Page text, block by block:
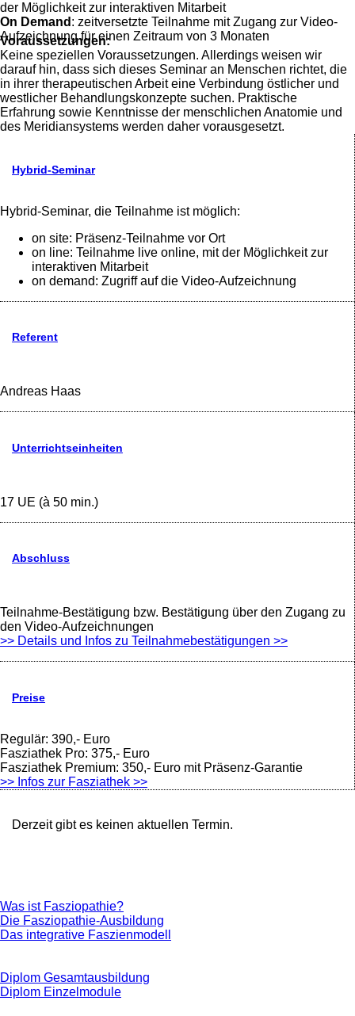
der Möglichkeit zur interaktiven Mitarbeit
On Demand : zeitversetzte Teilnahme mit Zugang zur Video-
Aufzeichnung für einen Zeitraum von 3 Monaten
Voraussetzungen:
Keine speziellen Voraussetzungen. Allerdings weisen wir
darauf hin, dass sich dieses Seminar an Menschen richtet, die
in ihrer therapeutischen Arbeit eine Verbindung östlicher und
westlicher Behandlungskonzepte suchen. Praktische
Erfahrung sowie Kenntnisse der menschlichen Anatomie und
des Meridiansystems werden daher vorausgesetzt.
Hybrid-Seminar
Hybrid-Seminar, die Teilnahme ist möglich:
on site: Präsenz-Teilnahme vor Ort
on line: Teilnahme live online, mit der Möglichkeit zur
interaktiven Mitarbeit
on demand: Zugriff auf die Video-Aufzeichnung
Referent
Andreas Haas
Unterrichtseinheiten
17 UE (à 50 min.)
Abschluss
Teilnahme-Bestätigung bzw. Bestätigung über den Zugang zu
den Video-Aufzeichnungen
>> Details und Infos zu Teilnahmebestätigungen >>
Preise
Regulär: 390,- Euro
Fasziathek Pro: 375,- Euro
Fasziathek Premium: 350,- Euro mit Präsenz-Garantie
>> Infos zur Fasziathek >>
Derzeit gibt es keinen aktuellen Termin.
Was ist Fasziopathie?
Die Fasziopathie-Ausbildung
Das integrative Faszienmodell
Diplom Gesamtausbildung
Diplom Einzelmodule